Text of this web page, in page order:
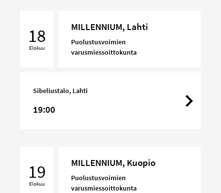
Lahti18
Elokuu
MILLENNIUM, Lahti
Puolustusvoimien
varusmiessoittokunta
Sibeliustalo, Lahti
19:00
Kuopio
19
Elokuu
MILLENNIUM, Kuopio
Puolustusvoimien
varusmiessoittokunta